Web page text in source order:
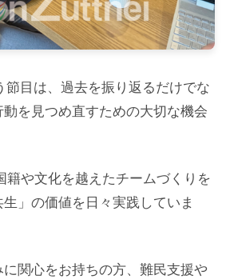
節目は、過去を振り返るだけでな
動を見つめ直すための大切な機会
や文化を越えたチームづくりを
」の価値を日々実践していま
関心をお持ちの方、難民支援や